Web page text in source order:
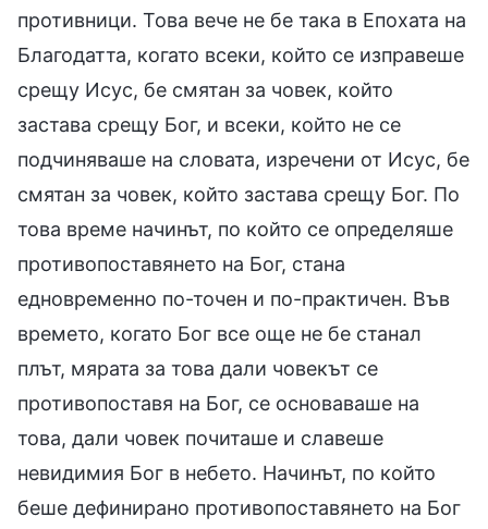
противници. Това вече не бе така в Епохата на
Благодатта, когато всеки, който се изправеше
срещу Исус, бе смятан за човек, който
застава срещу Бог, и всеки, който не се
подчиняваше на словата, изречени от Исус, бе
смятан за човек, който застава срещу Бог. По
това време начинът, по който се определяше
противопоставянето на Бог, стана
едновременно по-точен и по-практичен. Във
времето, когато Бог все още не бе станал
плът, мярата за това дали човекът се
противопоставя на Бог, се основаваше на
това, дали човек почиташе и славеше
невидимия Бог в небето. Начинът, по който
беше дефинирано противопоставянето на Бог